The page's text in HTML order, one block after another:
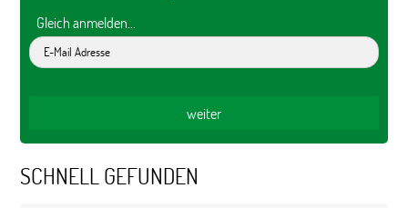
Gleich anmelden...
SCHNELL GEFUNDEN